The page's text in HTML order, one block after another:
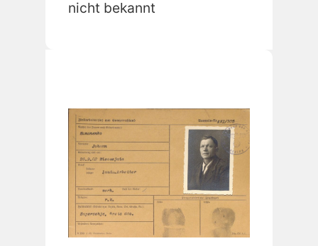
nicht bekannt